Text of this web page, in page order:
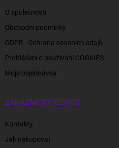
O společnosti
Obchodní podmínky
GDPR - Ochrana osobních údajů
Prohlášení o používání COOKIES
Moje objednávka
ZÁKAZNICKÝ SERVIS
Kontakty
Jak nakupovat